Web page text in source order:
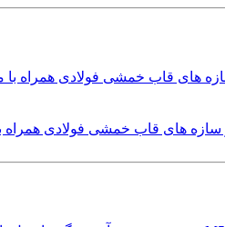
سازه های قاب خمشی فولادی